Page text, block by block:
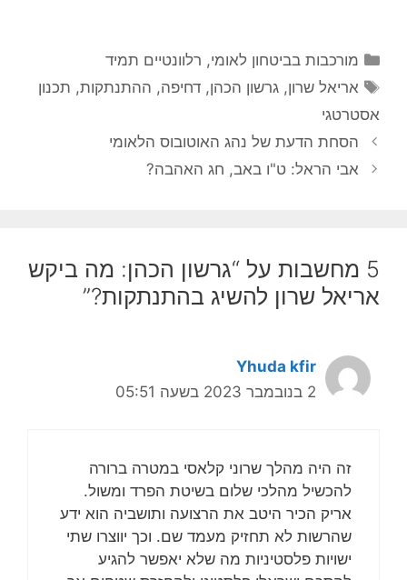
קטגוריות
מורכבות בביטחון לאומי, רלוונטיים תמיד
תגיות
אריאל שרון,גרשון הכהן,דחיפה, ההתנתקות, תכנון
אסטרטגי
הסחת הדעת של נהג האוטובוס הלאומי
אבי הראל: ט"ו באב, חג האהבה?
5 מחשבות על “גרשון הכהן: מה ביקש
אריאל שרון להשיג בהתנתקות?”
Yhuda kfir
2 בנובמבר 2023 בשעה 05:51
זה היה מהלך שרוני קלאסי במטרה ברורה
להכשיל מהלכי שלום בשיטת הפרד ומשול.
אריק הכיר היטב את הרצועה ותושביה הוא ידע
שהרשות לא תחזיק מעמד שם. וכך יווצרו שתי
ישויות פלסטיניות מה שלא יאפשר להגיע